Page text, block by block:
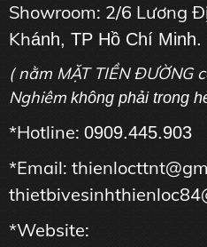
Showroom: 2/6 Lương
Khánh, TP Hồ Chí Minh.
( nằm MẶT TIỀN ĐƯỜNG
Nghiêm không phải trong
*Hotline: 0909.445.903
*Email:
*Website: